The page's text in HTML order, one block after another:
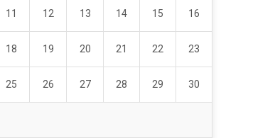
11 12 13 14 15 16
18 19 20 21 22 23
25 26 27 28 29 30